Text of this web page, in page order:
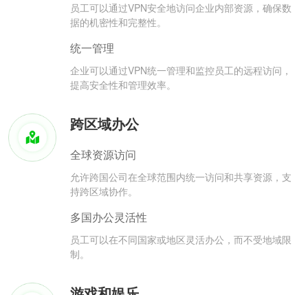
员工可以通过VPN安全地访问企业内部资源，确保数
据的机密性和完整性。
统一管理
企业可以通过VPN统一管理和监控员工的远程访问，
提高安全性和管理效率。
跨区域办公
全球资源访问
允许跨国公司在全球范围内统一访问和共享资源，支
持跨区域协作。
多国办公灵活性
员工可以在不同国家或地区灵活办公，而不受地域限
制。